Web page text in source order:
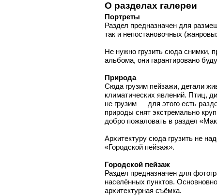
О разделах галереи
Портреты
Раздел предназначен для
так и непостановочных
Не нужно грузить сюда снимки,
альбома, они гарантировано
Природа
Сюда грузим пейзажи, детали
климатических явлений. Птиц,
не грузим — для этого есть
природы снят экстремально
добро пожаловать в раздел
Архитектуру сюда грузить не
«Городской пейзаж».
Городской пейзаж
Раздел предназначен для
населённых пунктов.
архитектурная съёмка.